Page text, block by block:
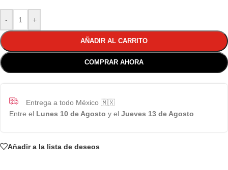
- +
AÑADIR AL CARRITO
COMPRAR AHORA
Entrega a todo México 🇲🇽
Entre el Lunes 10 de Agosto y el Jueves 13 de Agosto
Añadir a la lista de deseos